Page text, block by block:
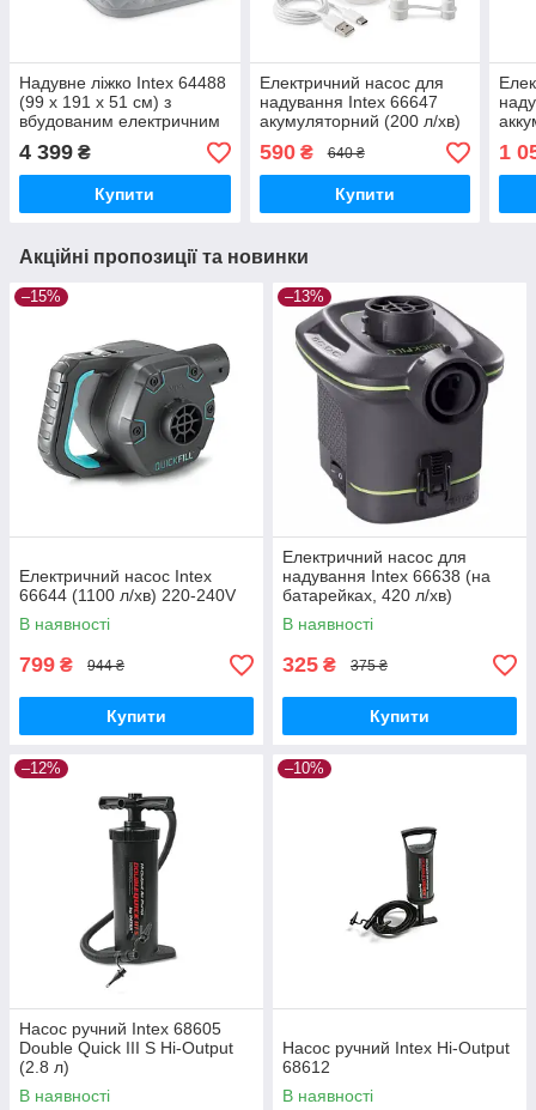
Надувне ліжко Intex 64488
(99 х 191 х 51 см) з
вбудованим електричним
насосом 220-240V
4 399 ₴
Купити
Електричний насос для
надування Intex 66647
акумуляторний (200 л/хв)
від USB 5V + LED ліхтар
590₴ 640 ₴
Купити
від
1
Акційні пропозиції та новинки
–15%
Електричний насос Intex
66644 (1100 л/хв) 220-240V
В наявності
799 ₴ 944 ₴
Купити
–13%
Електричний насос для
надування Intex 66638 (на
батарейках, 420 л/хв)
В наявності
325 ₴ 375 ₴
Купити
–12%
Насос ручний Intex 68605
Double Quick III S Hi-Output
(2.8 л)
В наявності
–10%
Насос ручний Intex Hi-Output
68612
В наявності